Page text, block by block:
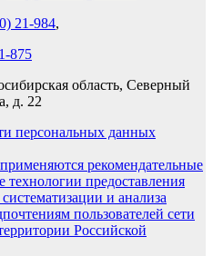
21-984,
875
область, Северный
д. 22
персональных данных
рекомендательные
предоставления
и анализа
пользователей сети
Российской